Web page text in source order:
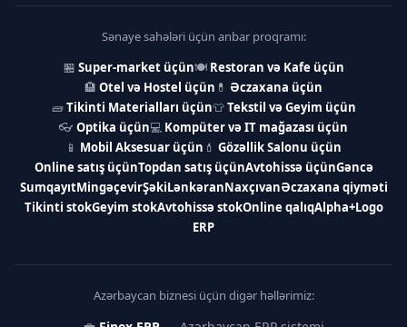
Sənaye sahələri üçün anbar proqramı:
🏪 Super-market üçün🍽 Restoran və Kafe üçün
🏨 Otel və Hostel üçün 💊 Əczaxana üçün
🧱Tikinti Materialları üçün👕Tekstil və Geyim üçün
👓 Optika üçün💻 Kompüter və IT mağazası üçün
📱 Mobil Aksesuar üçün 💄 Gözəllik Salonu üçün
Online satış üçünTopdan satış üçünAvtohissə üçünGəncə
SumqayıtMingəçevirŞəkiLənkəranNaxçıvanƏczaxana qiyməti
Tikinti stokGeyim stokAvtohissə stokOnline qalıqAlpha+Logo
ERP
Azərbaycan biznesi üçün digər həllərimiz: